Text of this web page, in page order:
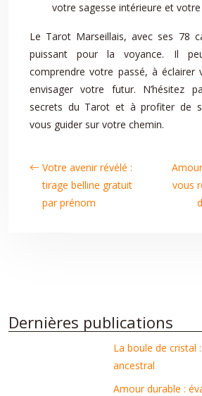
votre sagesse intérieure et
Le Tarot Marseillais, avec ses 78
puissant pour la voyance. Il
comprendre votre passé, à éclairer
envisager votre futur. N’hésitez
secrets du Tarot et à profiter de
vous guider sur votre chemin.
Votre avenir révélé :
tirage belline gratuit
par prénom
vous
Dernières publications
La boule de cristal
ancestral
Amour durable :